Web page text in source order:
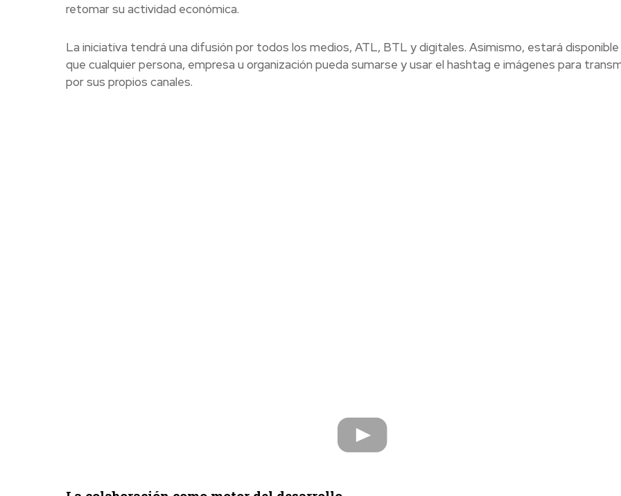
retomar su actividad económica.
La iniciativa tendrá una difusión por todos los medios, ATL, BTL y digitales. Asimismo, estará disponible
que cualquier persona, empresa u organización pueda sumarse y usar el hashtag e imágenes para
por sus propios canales.